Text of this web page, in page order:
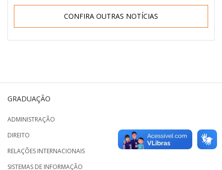
CONFIRA OUTRAS NOTÍCIAS
GRADUAÇÃO
ADMINISTRAÇÃO
DIREITO
RELAÇÕES INTERNACIONAIS
SISTEMAS DE INFORMAÇÃO